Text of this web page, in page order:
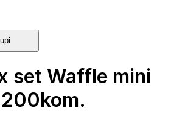
set Waffle mini